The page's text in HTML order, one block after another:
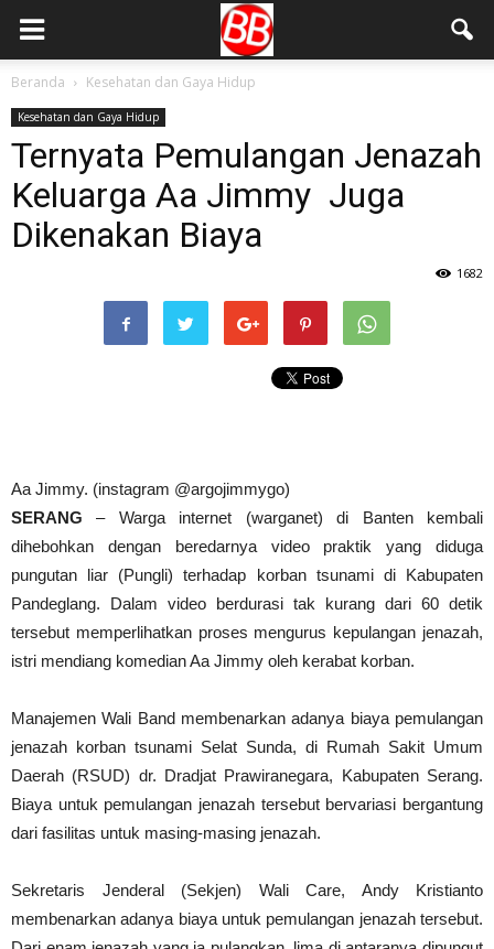
Beranda Kesehatan dan Gaya Hidup
Kesehatan dan Gaya Hidup
Ternyata Pemulangan Jenazah
Keluarga Aa Jimmy Juga
Dikenakan Biaya
1682
Aa Jimmy. (instagram @argojimmygo)
SERANG – Warga internet (warganet) di Banten kembali
dihebohkan dengan beredarnya video praktik yang diduga
pungutan liar (Pungli) terhadap korban tsunami di Kabupaten
Pandeglang. Dalam video berdurasi tak kurang dari 60 detik
tersebut memperlihatkan proses mengurus kepulangan jenazah,
istri mendiang komedian Aa Jimmy oleh kerabat korban.
Manajemen Wali Band membenarkan adanya biaya pemulangan
jenazah korban tsunami Selat Sunda, di Rumah Sakit Umum
Daerah (RSUD) dr. Dradjat Prawiranegara, Kabupaten Serang.
Biaya untuk pemulangan jenazah tersebut bervariasi bergantung
dari fasilitas untuk masing-masing jenazah.
Sekretaris Jenderal (Sekjen) Wali Care, Andy Kristianto
membenarkan adanya biaya untuk pemulangan jenazah tersebut.